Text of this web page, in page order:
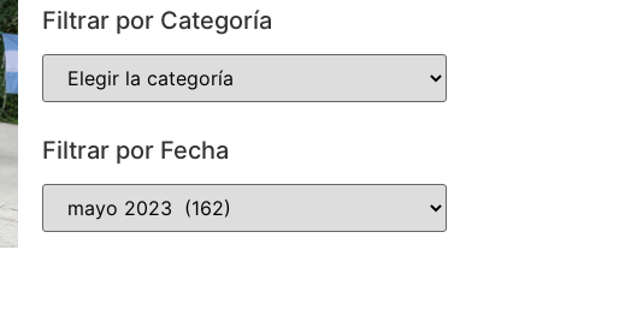
Filtrar por Categoría
Filtrar por Fecha